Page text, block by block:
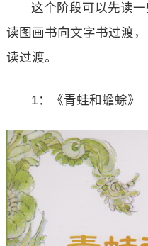
这个阶段可以先读
读图画书向文字书过渡
读过渡。
1：《青蛙和蟾蜍》